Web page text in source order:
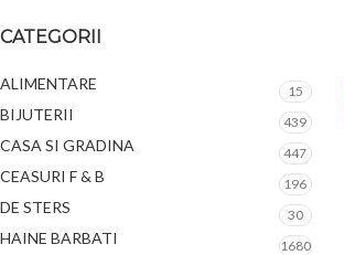
CATEGORII
ALIMENTARE 15
BIJUTERII 439
CASA SI GRADINA 447
CEASURI F & B 196
DE STERS 30
HAINE BARBATI 1680